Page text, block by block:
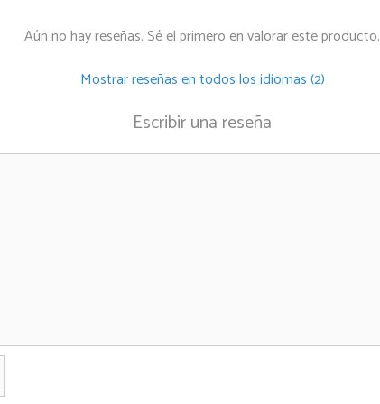
Aún no hay reseñas. Sé el primero en valorar este producto.
Mostrar reseñas en todos los idiomas (2)
Escribir una reseña